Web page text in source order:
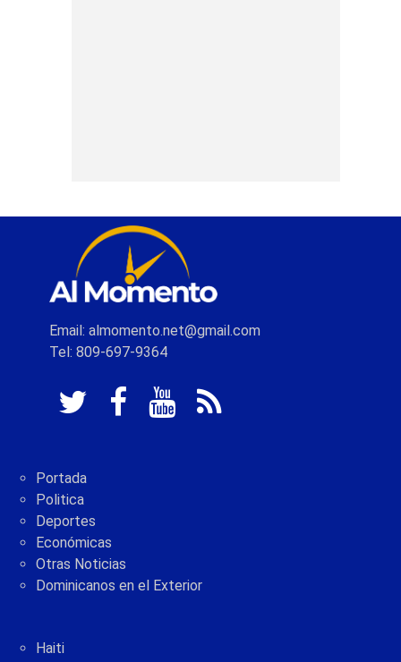
Email: almomento.net@gmail.com
Tel: 809-697-9364
Portada
Politica
Deportes
Económicas
Otras Noticias
Dominicanos en el Exterior
Haiti